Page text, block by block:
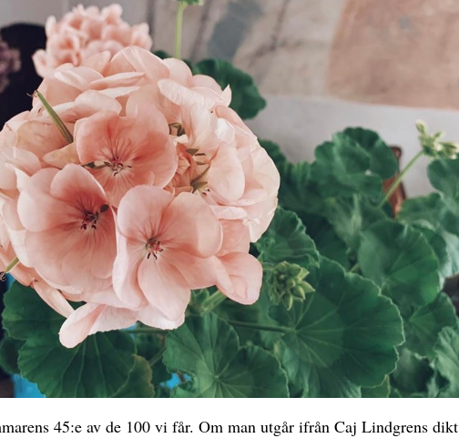
45:e av de 100 vi får. Om man utgår ifrån Caj Lindgrens dikt